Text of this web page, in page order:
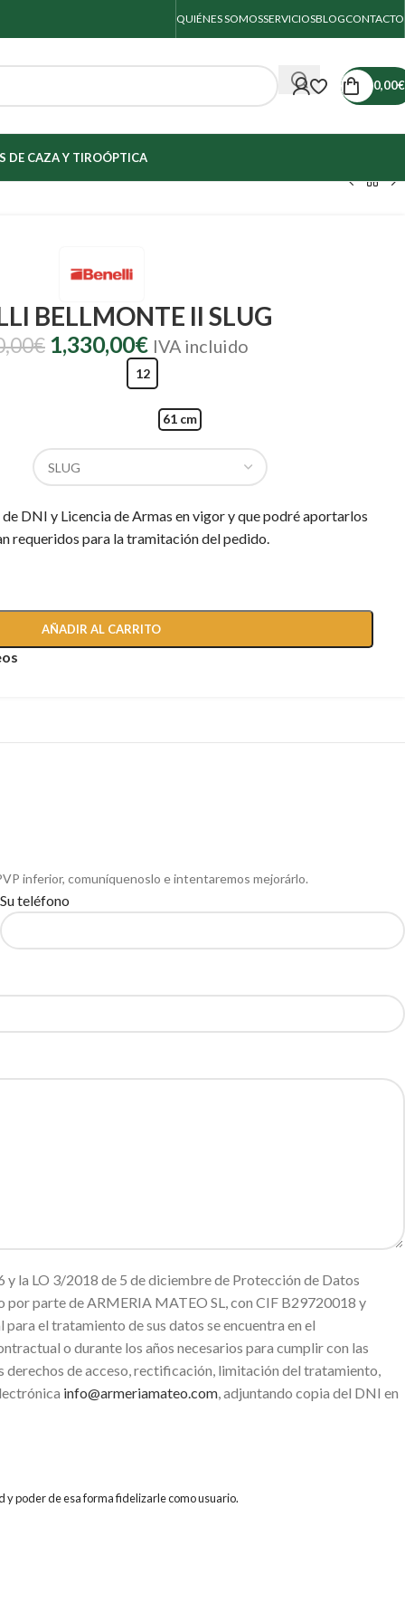
QUIÉNES SOMOSSERVICIOSBLOGCONTACTO
0,00€
DE CAZA Y TIROÓPTICA
BELLMONTE II SLUG
€ 1,330,00€ IVA incluido
12
61 cm
DNI y Licencia de Armas en vigor y que podré aportarlos
requeridos para la tramitación del pedido.
AÑADIR AL CARRITO
inferior, comuníquenoslo e intentaremos mejorárlo.
Su teléfono
la LO 3/2018 de 5 de diciembre de Protección de Datos
parte de ARMERIA MATEO SL, con CIF B29720018 y
el tratamiento de sus datos se encuentra en el
o durante los años necesarios para cumplir con las
derechos de acceso, rectificación, limitación del tratamiento,
info@armeriamateo.com , adjuntando copia del DNI en
poder de esa forma fidelizarle como usuario.